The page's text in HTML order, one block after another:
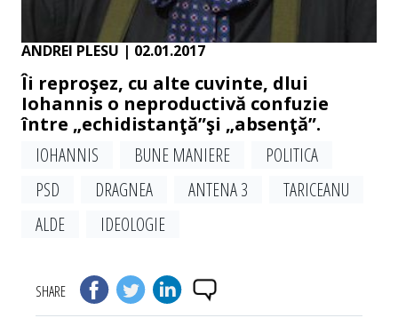
ANDREI PLESU | 02.01.2017
Îi reproşez, cu alte cuvinte, dlui
Iohannis o neproductivă confuzie
între „echidistanţă”şi „absenţă”.
IOHANNIS
BUNE MANIERE
POLITICA
PSD
DRAGNEA ANTENA 3
TARICEANU
ALDE
IDEOLOGIE
SHARE